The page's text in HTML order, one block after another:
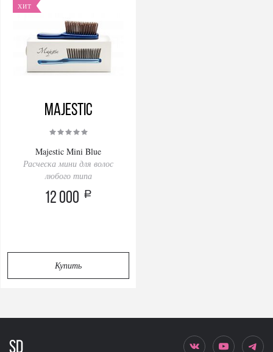
ХИТ
Majestic
Majestic Mini Blue
Расческа мини для волос
любого типа
12 000 a
Купить